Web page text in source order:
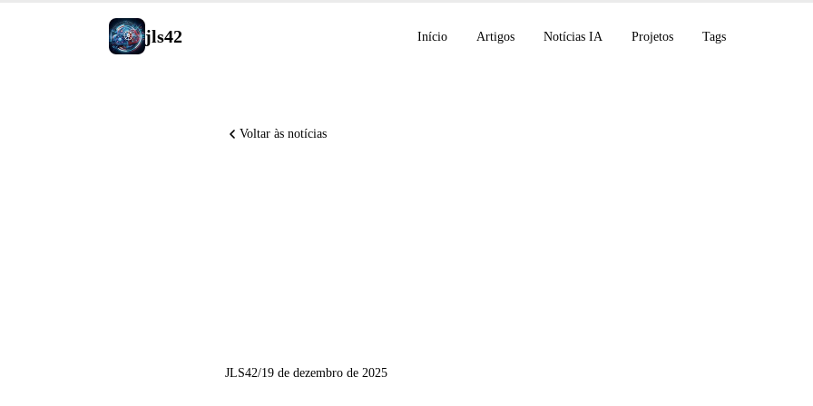
jls42 Início Artigos Notícias IA Projetos Tags
Voltar às notícias
JLS42/19 de dezembro de 2025